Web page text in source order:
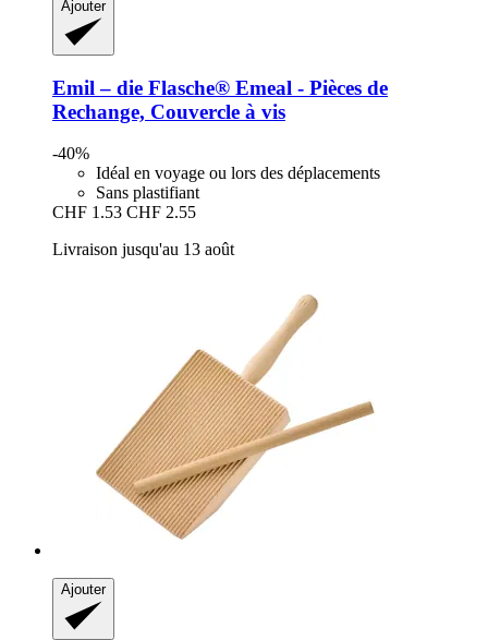
Ajouter
Emil – die Flasche® Emeal -​ Pièces de
Rechange, Couvercle à vis
-40%
Idéal en voyage ou lors des déplacements
Sans plastifiant
CHF 1.53 CHF 2.55
Livraison jusqu'au 13 août
Ajouter